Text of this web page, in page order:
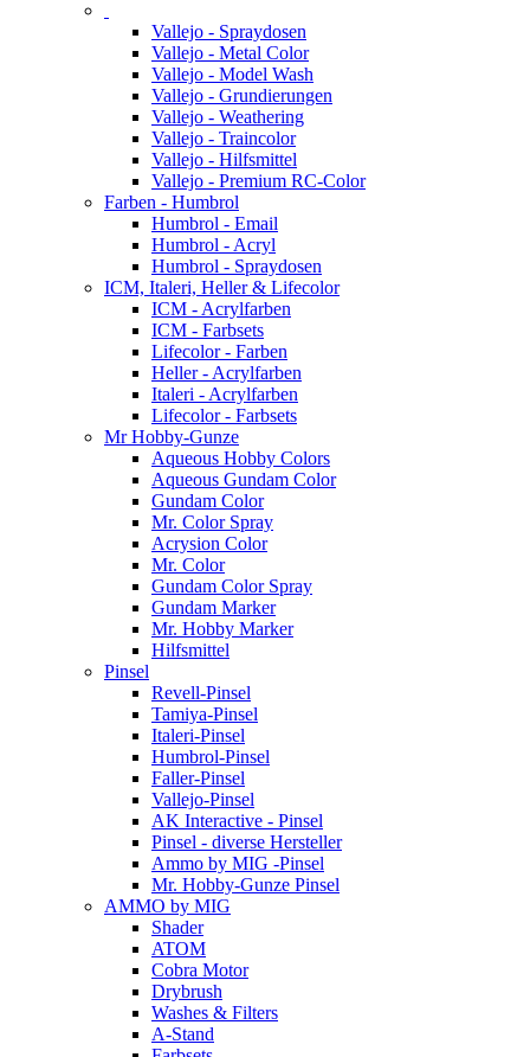
Vallejo - Spraydosen
Vallejo - Metal Color
Vallejo - Model Wash
Vallejo - Grundierungen
Vallejo - Weathering
Vallejo - Traincolor
Vallejo - Hilfsmittel
Vallejo - Premium RC-Color
Farben - Humbrol
Humbrol - Email
Humbrol - Acryl
Humbrol - Spraydosen
ICM, Italeri, Heller & Lifecolor
ICM - Acrylfarben
ICM - Farbsets
Lifecolor - Farben
Heller - Acrylfarben
Italeri - Acrylfarben
Lifecolor - Farbsets
Mr Hobby-Gunze
Aqueous Hobby Colors
Aqueous Gundam Color
Gundam Color
Mr. Color Spray
Acrysion Color
Mr. Color
Gundam Color Spray
Gundam Marker
Mr. Hobby Marker
Hilfsmittel
Pinsel
Revell-Pinsel
Tamiya-Pinsel
Italeri-Pinsel
Humbrol-Pinsel
Faller-Pinsel
Vallejo-Pinsel
AK Interactive - Pinsel
Pinsel - diverse Hersteller
Ammo by MIG -Pinsel
Mr. Hobby-Gunze Pinsel
AMMO by MIG
Shader
ATOM
Cobra Motor
Drybrush
Washes & Filters
A-Stand